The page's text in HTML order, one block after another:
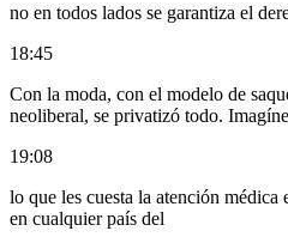
no en todos lados se garantiza el
18:45
Con la moda, con el modelo de
neoliberal, se privatizó todo.
19:08
lo que les cuesta la atención médica
en cualquier país del